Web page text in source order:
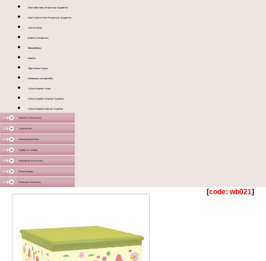
Κουτί βάπτισης Ντυμένο με Δερματίνη
Κουτί καλλυντικών Ντυμένο με Δερματίνη
Ξύλινα Sticks
Ειδικές Κατασκευές
Μολυβοθήκες
Κασπώ
Ταμπελάκια Χώρων
Καλόγερος για λαμπάδες
Ξύλινο Καφάσι Λευκό
Ξύλινο Καφάσι Λευκό με Χερούλια
Ξύλινο Καφάσι Καφέ με Χερούλια
Χάρτινες Κατασκευές
Υφασμάτινα
Διακοσμητικά Σταντ
Καμβάς σε τελάρο
Διάφορα με Εκτύπωση
Γλειφιτζούρια
Στολισμός Εκκλησίας
[code: wb021]